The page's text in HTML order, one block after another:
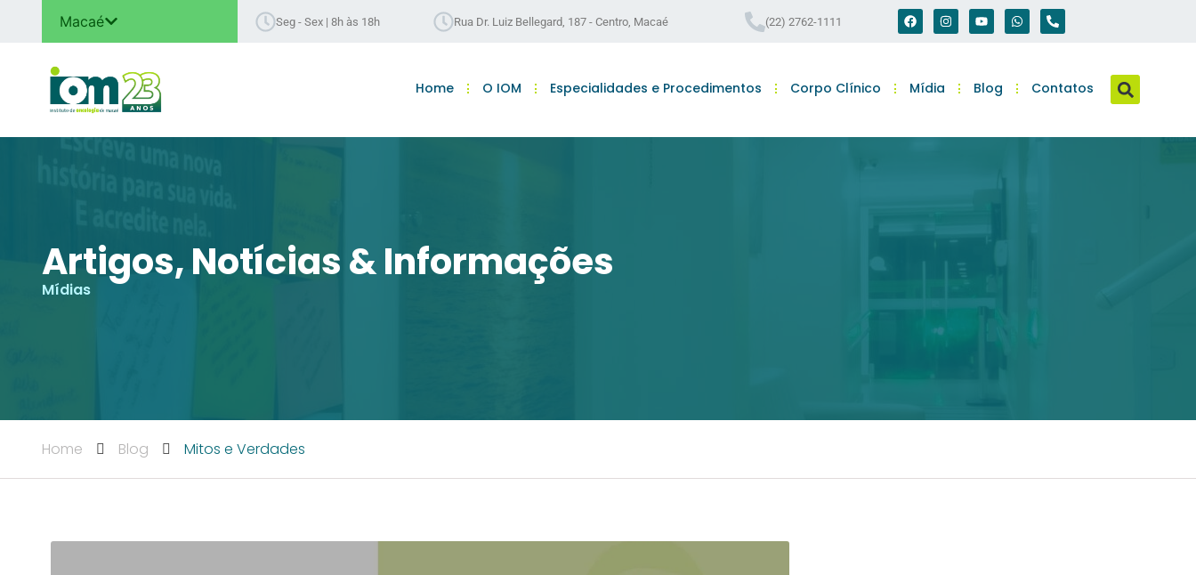
Macaé Seg - Sex | 8h às 18h Rua Dr. Luiz Bellegard, 187 - Centro, Macaé (22) 2762-1111
Home O IOM Especialidades e Procedimentos Corpo Clínico Mídia Blog Contatos
Artigos, Notícias & Informações
Mídias
Home Blog Mitos e Verdades